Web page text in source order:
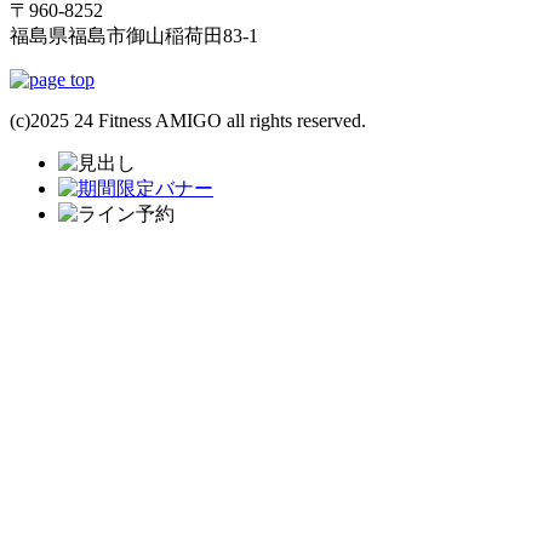
〒960-8252
福島県福島市御山稲荷田83-1
(c)2025 24 Fitness AMIGO all rights reserved.